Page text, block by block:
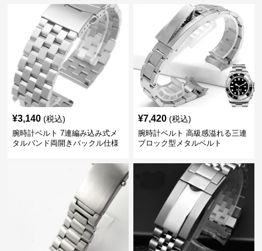
¥3,140 (税込)
腕時計ベルト 7連編み込み式メ
タルバンド両開きバックル仕様
¥7,420 (税込)
腕時計ベルト 高級感溢れる三連
ブロック型メタルベルト